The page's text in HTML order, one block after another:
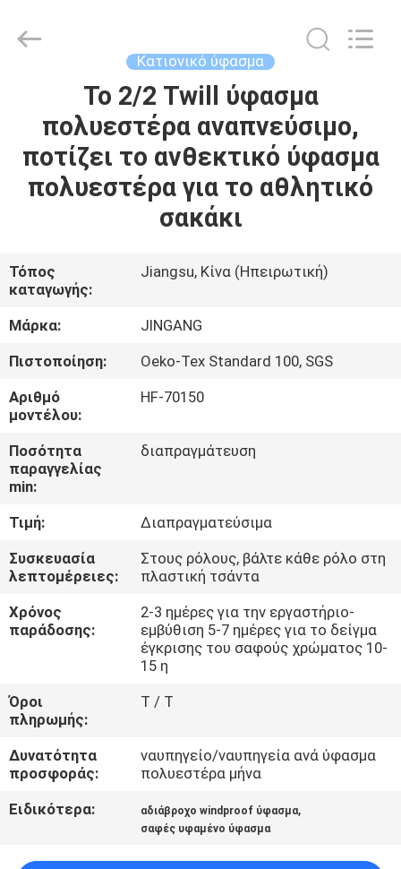
ΠΡΟΪΌΝΤΑ
ΓΎΡΟΣ
ΕΡΓΟΣΤΑΣΊΩΝ
ΠΟΙΟΤΙΚΌΣ
ΈΛΕΓΧΟΣ
ΜΑΣ
ΣΕ
ΕΠΑΦΉ
ΠΕΡΙΠΤΏΣΕΙΣ
COMPANY
NEWS
SITEMAP
Textile
Co.,Ltd.
Κατιονικό ύφασμα
Το 2/2 Twill ύφασμα
πολυεστέρα αναπνεύσιμο,
ποτίζει το ανθεκτικό ύφασμα
πολυεστέρα για το αθλητικό
σακάκι
Τόπος
καταγωγής:
Jiangsu, Κίνα (Ηπειρωτική)
Μάρκα:
JINGANG
Πιστοποίηση:
Oeko-Tex Standard 100, SGS
Αριθμό
μοντέλου:
HF-70150
Ποσότητα
παραγγελίας
min:
διαπραγμάτευση
Τιμή:
Διαπραγματεύσιμα
Συσκευασία
λεπτομέρειες:
Στους ρόλους, βάλτε κάθε ρόλο στη
πλαστική τσάντα
Χρόνος
παράδοσης:
2-3 ημέρες για την εργαστήριο-
εμβύθιση 5-7 ημέρες για το δείγμα
έγκρισης του σαφούς χρώματος 10-
15 η
Όροι
πληρωμής:
T / T
Δυνατότητα
προσφοράς:
ναυπηγείο/ναυπηγεία ανά ύφασμα
πολυεστέρα μήνα
Ειδικότερα:
αδιάβροχο windproof ύφασμα,
σαφές υφαμένο ύφασμα